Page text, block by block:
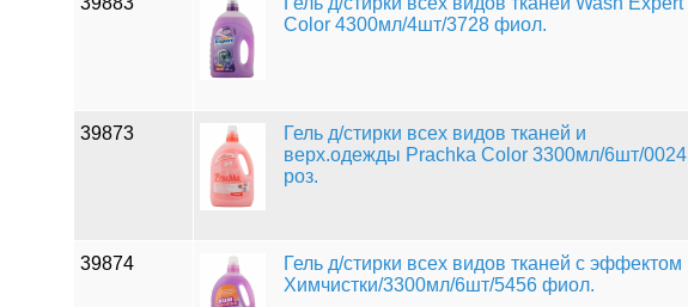
Color 4300мл/4шт/3728 фиол.
39873
Гель д/стирки всех видов тканей и
верх.одежды Prachka Color 3300мл/6шт/0024
роз.
39874
Гель д/стирки всех видов тканей с эффектом
Химчистки/3300мл/6шт/5456 фиол.